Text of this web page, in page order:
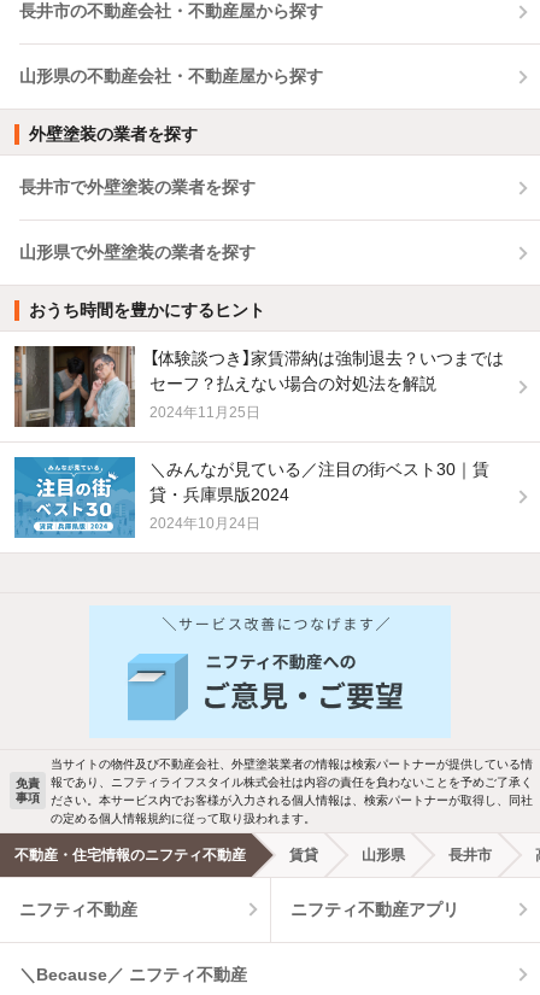
長井市の不動産会社・不動産屋から探す
山形県の不動産会社・不動産屋から探す
外壁塗装の業者を探す
長井市で外壁塗装の業者を探す
山形県で外壁塗装の業者を探す
おうち時間を豊かにするヒント
【体験談つき】家賃滞納は強制退去？いつまでは
セーフ？払えない場合の対処法を解説
2024年11月25日
＼みんなが見ている／注目の街ベスト30｜賃
貸・兵庫県版2024
2024年10月24日
バス・トイレ別 2階以上
洗濯機置場あり 独立洗面台
エアコンあり 都市ガス
温水洗浄便座 オートロック
コンロ2口以上
新着物件メール通知
ご希望の条件の物件が見つかり次第、メ
ールでお知らせします
新着メール通知を受け取る
免責
事項
当サイトの物件及び不動産会社、外壁塗装業者の情報は検索パートナーが提供している情
報であり、ニフティライフスタイル株式会社は内容の責任を負わないことを予めご了承く
ださい。本サービス内でお客様が入力される個人情報は、検索パートナーが取得し、同社
の定める個人情報規約に従って取り扱われます。
不動産・住宅情報のニフティ不動産 賃貸 山形県 長井市
ニフティ不動産 ニフティ不動産アプリ
＼Because／ ニフティ不動産